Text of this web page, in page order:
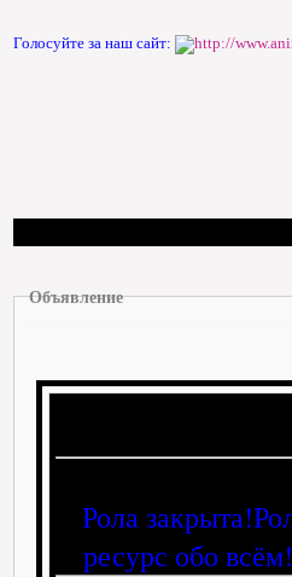
Голосуйте за наш сайт:
Объявление
Рола
ресурс обо